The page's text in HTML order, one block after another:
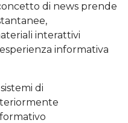
di news prende
interattivi
informativa
di